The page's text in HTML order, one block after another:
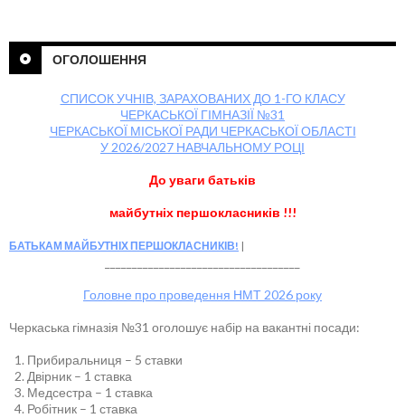
ОГОЛОШЕННЯ
СПИСОК УЧНІВ, ЗАРАХОВАНИХ ДО 1-ГО КЛАСУ
ЧЕРКАСЬКОЇ ГІМНАЗІЇ №31
ЧЕРКАСЬКОЇ МІСЬКОЇ РАДИ ЧЕРКАСЬКОЇ ОБЛАСТІ
У 2026/2027 НАВЧАЛЬНОМУ РОЦІ
До уваги батьків
майбутніх першокласників !!!
БАТЬКАМ МАЙБУТНІХ ПЕРШОКЛАСНИКІВ!
Головне про проведення НМТ 2026 року
Черкаська гімназія №31 оголошує набір на вакантні посади:
Прибиральниця – 5 ставки
Двірник – 1 ставка
Медсестра – 1 ставка
Робітник – 1 ставка